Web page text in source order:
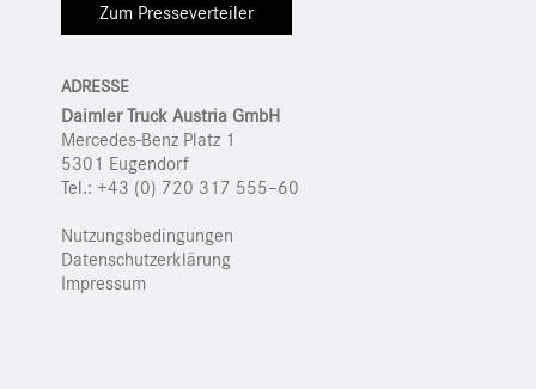
Zum Presseverteiler
ADRESSE
Daimler Truck Austria GmbH
Mercedes-Benz Platz 1
5301 Eugendorf
Tel.: +43 (0) 720 317 555–60
Nutzungsbedingungen
Datenschutzerklärung
Impressum